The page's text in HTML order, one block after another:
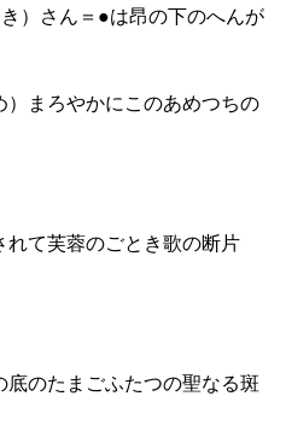
）さん＝●は昂の下のへんが
まろやかにこのあめつちの
て芙蓉のごとき歌の断片
のたまごふたつの聖なる斑